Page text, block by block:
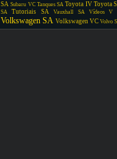
SA Subaru VC Tanques SA Toyota IV Toyota
SA
Tutoriais SA Vauxhall SA Vídeos V
Volkswagen SA Volkswagen VC Volvo